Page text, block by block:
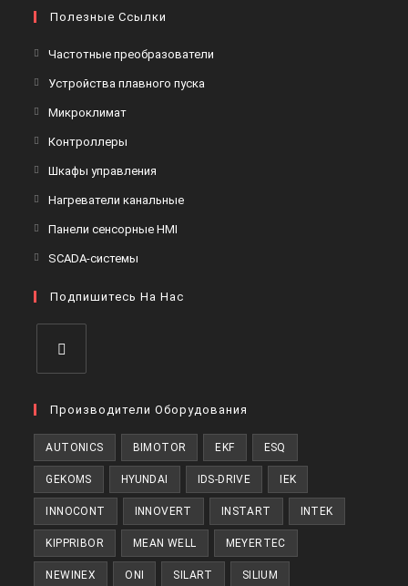
Полезные Ссылки
Частотные преобразователи
Устройства плавного пуска
МикроклиматОткроется
вкладке
Контроллеры
вкладке
Шкафы управления
вкладке
Нагреватели канальныеОткроется
Панели сенсорные HMI
вкладке
SCADA-системы
новой
Подпишитесь На Нас
в
вкладке
Производители Оборудования
AUTONICS BIMOTOR EKF ESQ
GEKOMS HYUNDAI IDS-DRIVE IEK
INNOCONT INNOVERT INSTART INTEK
KIPPRIBOR MEAN WELL MEYERTEC
NEWINEX ONI SILART SILIUM